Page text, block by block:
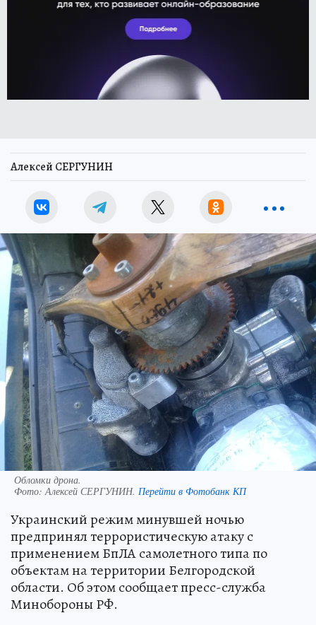
Алексей СЕРГУНИН
Обломки дрона.
Фото:Алексей СЕРГУНИН. Перейти в Фотобанк КП
Украинский режим минувшей ночью
предпринял террористическую атаку с
применением БпЛА самолетного типа по
объектам на территории Белгородской
области. Об этом сообщает пресс-служба
Минобороны РФ.